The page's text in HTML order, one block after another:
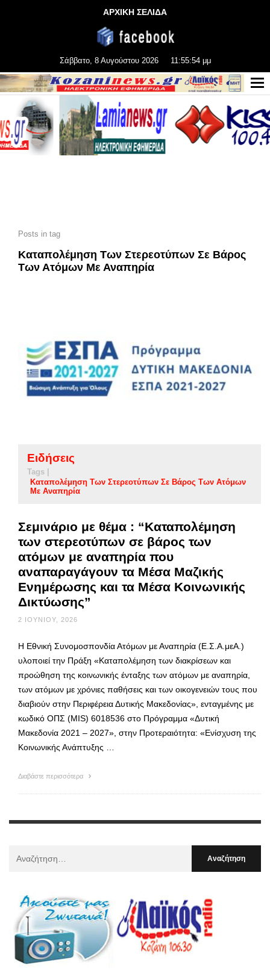
ΑΡΧΙΚΗ ΣΕΛΙΔΑ
Σάββατο, 8 Αυγούστου 2026 11:55:55 μμ
Posts in tag
Καταπολέμηση Των Στερεοτύπων Σε Βάρος
Των Ατόμων Με Αναπηρία
Ειδήσεις
Tags |
Καταπολέμηση Των Στερεοτύπων Σε Βάρος Των Ατόμων
Με Αναπηρία
Σεμινάριο με θέμα : “Καταπολέμηση
των στερεοτύπων σε βάρος των
ατόμων με αναπηρία που
αναπαραγάγουν τα Μέσα Μαζικής
Ενημέρωσης και τα Μέσα Κοινωνικής
Δικτύωσης”
2 ΙΟΥΝΊΟΥ, 2026
Η Εθνική Συνομοσπονδία Ατόμων με Αναπηρία (Ε.Σ.Α.μεΑ.)
υλοποιεί την Πράξη «Καταπολέμηση των διακρίσεων και
προώθηση της κοινωνικής ένταξης των ατόμων με αναπηρία,
των ατόμων με χρόνιες παθήσεις και των οικογενειών τους που
διαβιούν στην Περιφέρεια Δυτικής Μακεδονίας», ενταγμένης με
κωδικό ΟΠΣ (MIS) 6018536 στο Πρόγραμμα «Δυτική
Μακεδονία 2021 – 2027», στην Προτεραιότητα: «Ενίσχυση της
Κοινωνικής Ανάπτυξης …
Διαβάστε περισσότερα